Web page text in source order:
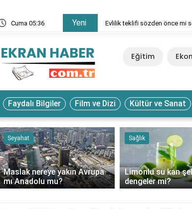
Cuma 05:36 Yeni Evlilik teklifi sözden önce mi
Eğitim
Faydalı Bilgiler Film ve Dizi Kültür ve Sanat
Seyahat
Maslak nereye yakın Avrupa
mı Anadolu mu?
Sağlık
Limonlu su kan
dengeler mi?
‹